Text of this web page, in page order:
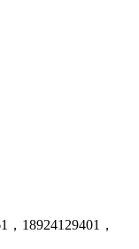
18924129401，